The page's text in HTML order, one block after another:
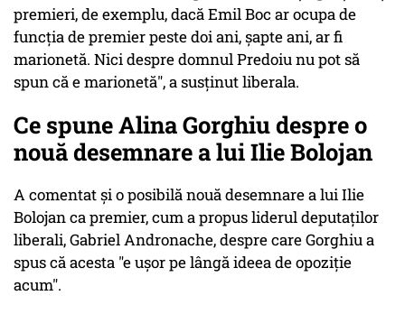
premieri, de exemplu, dacă Emil Boc ar ocupa de
funcţia de premier peste doi ani, şapte ani, ar fi
marionetă. Nici despre domnul Predoiu nu pot să
spun că e marionetă", a susţinut liberala.
Ce spune Alina Gorghiu despre o
nouă desemnare a lui Ilie Bolojan
A comentat şi o posibilă nouă desemnare a lui Ilie
Bolojan ca premier, cum a propus liderul deputaţilor
liberali, Gabriel Andronache, despre care Gorghiu a
spus că acesta "e uşor pe lângă ideea de opoziţie
acum".